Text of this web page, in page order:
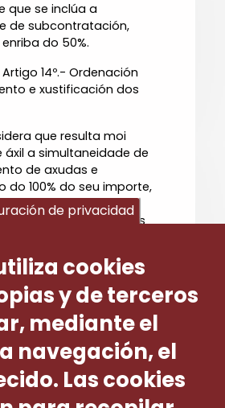
que se inclúa a
de subcontratación,
do 50%.
14º.- Ordenación
e xustificación dos
que resulta moi
áxil a simultaneidade de
de axudas e
do 100% do seu importe,
que a extensión
desta práctica a todos
á empresa, e a todos
de actividade, suporía
vantaxe para as
das devanditas
de privacidad
cookies
y de terceros
mediante el
navegación, el
Las cookies